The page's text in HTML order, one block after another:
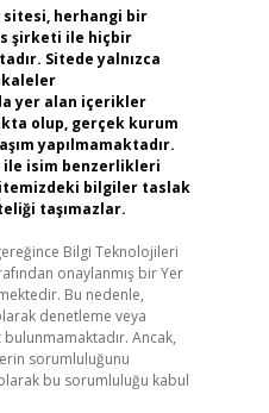
herhangi bir
şirketi ile hiçbir
Sitede yalnızca
yer alan içerikler
olup, gerçek kurum
yapılmamaktadır.
ile isim benzerlikleri
bilgiler taslak
taşımazlar.
Bilgi Teknolojileri
onaylanmış bir Yer
Bu nedenle,
denetleme veya
Ancak,
sorumluluğunu
bu sorumluluğu kabul